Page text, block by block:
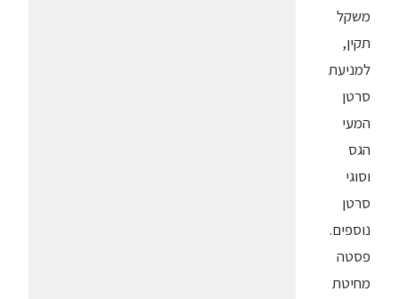
משקל
תקין,
למניעת
סרטן
המעי
הגס
וסוגי
סרטן
נוספים.
פסטה
מחיטת